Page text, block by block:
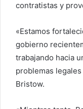
contratistas y
«Estamos
gobierno
trabajando hacia
problemas
Bristow.